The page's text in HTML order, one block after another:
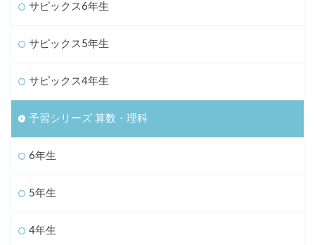
サピックス6年生
サピックス5年生
サピックス4年生
予習シリーズ 算数・理科
6年生
5年生
4年生